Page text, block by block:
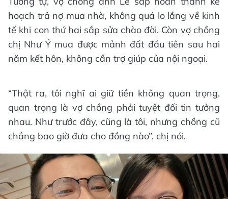
hoạch trả nợ mua nhà, không quá lo lắng về kinh
tế khi con thứ hai sắp sửa chào đời. Còn vợ chồng
chị Như Ý mua được mảnh đất đầu tiên sau hai
năm kết hôn, không cần trợ giúp của nội ngoại.
“Thật ra, tôi nghĩ ai giữ tiền không quan trọng,
quan trọng là vợ chồng phải tuyệt đối tin tưởng
nhau. Như trước đây, cũng là tôi, nhưng chồng cũ
chẳng bao giờ đưa cho đồng nào”, chị nói.